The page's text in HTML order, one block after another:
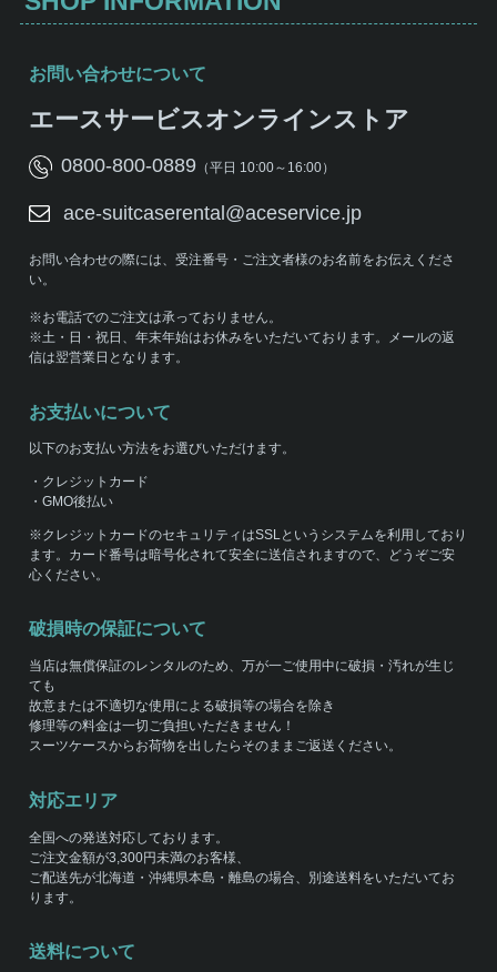
お問い合わせについて
エースサービスオンラインストア
0800-800-0889（平日 10:00～16:00）
ace-suitcaserental@aceservice.jp
お問い合わせの際には、受注番号・ご注文者様のお名前をお伝えくださ
い。
※お電話でのご注文は承っておりません。
※土・日・祝日、年末年始はお休みをいただいております。メールの返
信は翌営業日となります。
お支払いについて
以下のお支払い方法をお選びいただけます。
・クレジットカード
・GMO後払い
※クレジットカードのセキュリティはSSLというシステムを利用しており
ます。カード番号は暗号化されて安全に送信されますので、どうぞご安
心ください。
破損時の保証について
当店は無償保証のレンタルのため、万が一ご使用中に破損・汚れが生じ
ても
故意または不適切な使用による破損等の場合を除き
修理等の料金は一切ご負担いただきません！
スーツケースからお荷物を出したらそのままご返送ください。
対応エリア
全国への発送対応しております。
ご注文金額が3,300円未満のお客様、
ご配送先が北海道・沖縄県本島・離島の場合、別途送料をいただいてお
ります。
送料について